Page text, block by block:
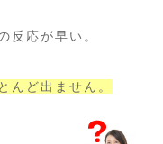
反応が早い。
んど出ません。